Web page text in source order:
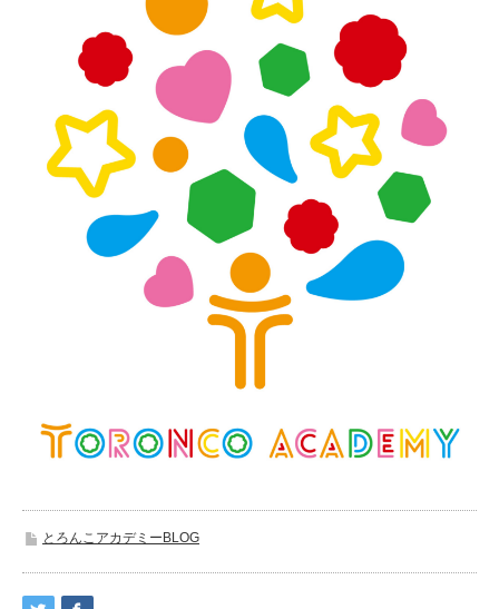
とろんこアカデミーBLOG